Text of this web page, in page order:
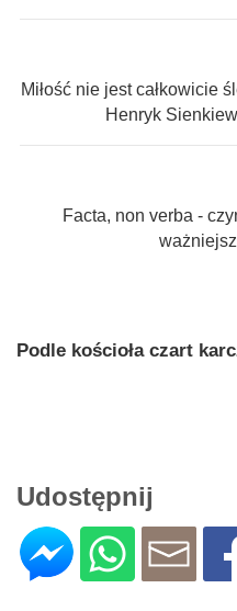
Miłość nie jest całkowicie
Henryk
Facta, non verba -
Podle kościoła czart
Udostępnij